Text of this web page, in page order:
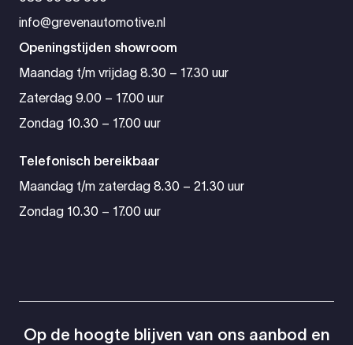
info@grevenautomotive.nl
Openingstijden showroom
Maandag t/m vrijdag 8.30 – 17.30 uur
Zaterdag 9.00 – 17.00 uur
Zondag 10.30 – 17.00 uur
Telefonisch bereikbaar
Maandag t/m zaterdag 8.30 – 21.30 uur
Zondag 10.30 – 17.00 uur
Op de hoogte blijven van ons aanbod en